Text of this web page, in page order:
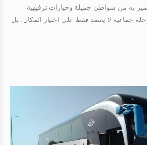
به من شواطئ جميلة وخيارات ترفيهية
جماعية لا يعتمد فقط على اختيار المكان، بل